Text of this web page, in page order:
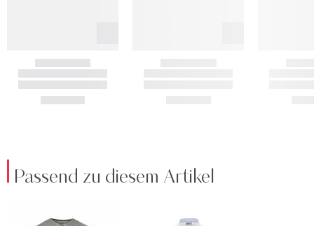
Passend zu diesem Artikel